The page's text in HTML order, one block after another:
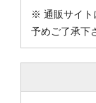
※ 通販サイト
予めご了承下